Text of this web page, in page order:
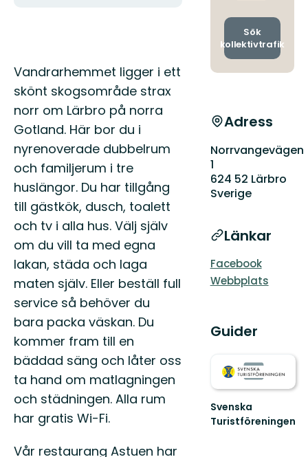
Beskrivning
Vandrarhemmet ligger i ett
skönt skogsområde strax
norr om Lärbro på norra
Gotland. Här bor du i
nyrenoverade dubbelrum
och familjerum i tre
huslängor. Du har tillgång
till gästkök, dusch, toalett
och tv i alla hus. Välj själv
om du vill ta med egna
lakan, städa och laga
maten själv. Eller beställ full
service så behöver du
bara packa väskan. Du
kommer fram till en
bäddad säng och låter oss
ta hand om matlagningen
och städningen. Alla rum
har gratis Wi-Fi.
Vår restaurang Astuen har
och
Sök
kollektivtrafik
Adress
Norrvangevägen
1
624 52 Lärbro
Sverige
Länkar
Facebook
Webbplats
Guider
Svenska
Turistföreningen